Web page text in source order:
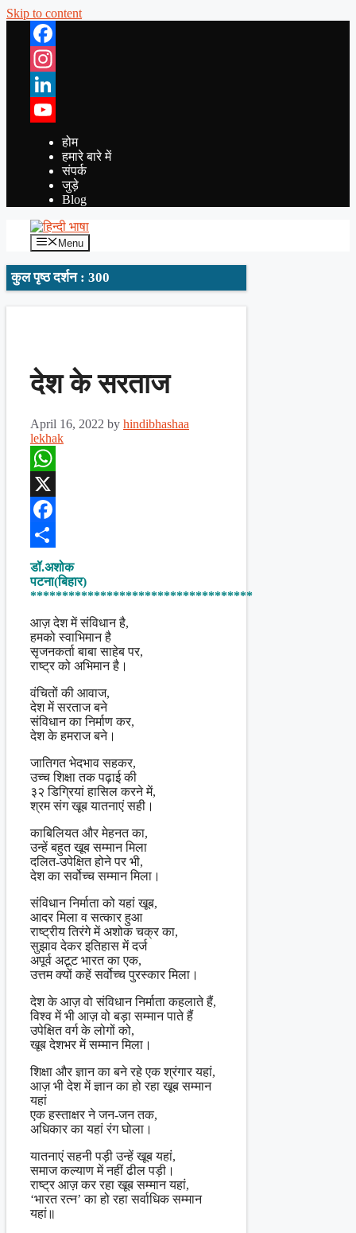
Skip to content
Facebook
Instagram
LinkedIn
YouTube
होम
हमारे बारे में
संपर्क
जुड़े
Blog
Menu
कुल पृष्ठ दर्शन : 300
देश के सरताज
April 16, 2022 by hindibhashaa
lekhak
WhatsApp
X
Facebook
Share
डॉ.अशोक
पटना(बिहार)
***********************************
आज़ देश में संविधान है,
हमको स्वाभिमान है
सृजनकर्ता बाबा साहेब पर,
राष्ट्र को अभिमान है।
वंचितों की आवाज,
देश में सरताज बने
संविधान का निर्माण कर,
देश के हमराज बने।
जातिगत भेदभाव सहकर,
उच्च शिक्षा तक पढ़ाई की
३२ डिग्रियां हासिल करने में,
श्रम संग खूब यातनाएं सही।
काबिलियत और मेहनत का,
उन्हें बहुत खूब सम्मान मिला
दलित-उपेक्षित होने पर भी,
देश का सर्वोच्च सम्मान मिला।
संविधान निर्माता को यहां खूब,
आदर मिला व सत्कार हुआ
राष्ट्रीय तिरंगे में अशोक चक्र का,
सुझाव देकर इतिहास में दर्ज
अपूर्व अटूट भारत का एक,
उत्तम क्यों कहें सर्वोच्च पुरस्कार मिला।
देश के आज़ वो संविधान निर्माता कहलाते हैं,
विश्व में भी आज़ वो बड़ा सम्मान पाते हैं
उपेक्षित वर्ग के लोगों को,
खूब देशभर में सम्मान मिला।
शिक्षा और ज्ञान का बने रहे एक श्रंगार यहां,
आज़ भी देश में ज्ञान का हो रहा खूब सम्मान
यहां
एक हस्ताक्षर ने जन-जन तक,
अधिकार का यहां रंग घोला।
यातनाएं सहनी पड़ी उन्हें खूब यहां,
समाज कल्याण में नहीं ढील पड़ी।
राष्ट्र आज़ कर रहा खूब सम्मान यहां,
‘भारत रत्न’ का हो रहा सर्वाधिक सम्मान
यहां॥